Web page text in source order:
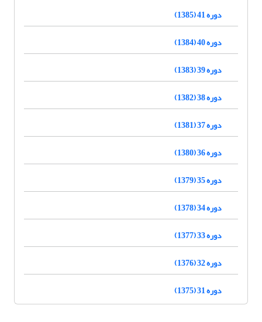
دوره 41 (1385)
دوره 40 (1384)
دوره 39 (1383)
دوره 38 (1382)
دوره 37 (1381)
دوره 36 (1380)
دوره 35 (1379)
دوره 34 (1378)
دوره 33 (1377)
دوره 32 (1376)
دوره 31 (1375)